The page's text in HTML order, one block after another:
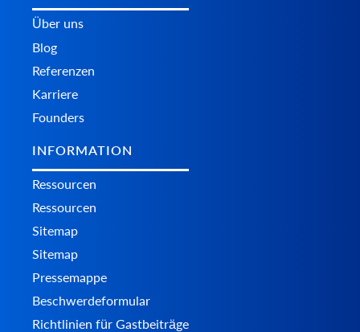
Über uns
Blog
Referenzen
Karriere
Founders
INFORMATION
Ressourcen
Ressourcen
Sitemap
Sitemap
Pressemappe
Beschwerdeformular
Richtlinien für Gastbeiträge